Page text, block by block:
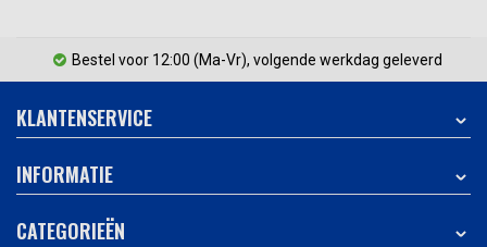
Bestel voor 12:00 (Ma-Vr), volgende werkdag geleverd
KLANTENSERVICE
INFORMATIE
CATEGORIEËN